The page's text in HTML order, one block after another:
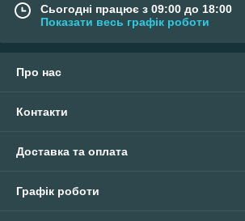
Сьогодні працює з 09:00 до 18:00
Показати весь графік роботи
Про нас
Контакти
Доставка та оплата
Графік роботи